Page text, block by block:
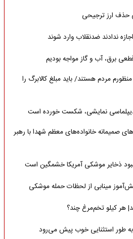
حذف ارز ترجیحی
ندادند ضدنقلاب وارد شوند
برق، آب و گاز مواجه بودیم
مردم هستند/ باید مبلغ کالابرگ را
دیپلماسی نمایشی، شکست خورده است
صمیمانه خانواده‌های معظم شهدا با رهبر
ذخایر موشکی آمریکا خشمگین است
مینابی از لحظات حمله موشکی
هر کیلو تخم‌مرغ چند؟
به طور استثنایی خوب پیش می‌رود